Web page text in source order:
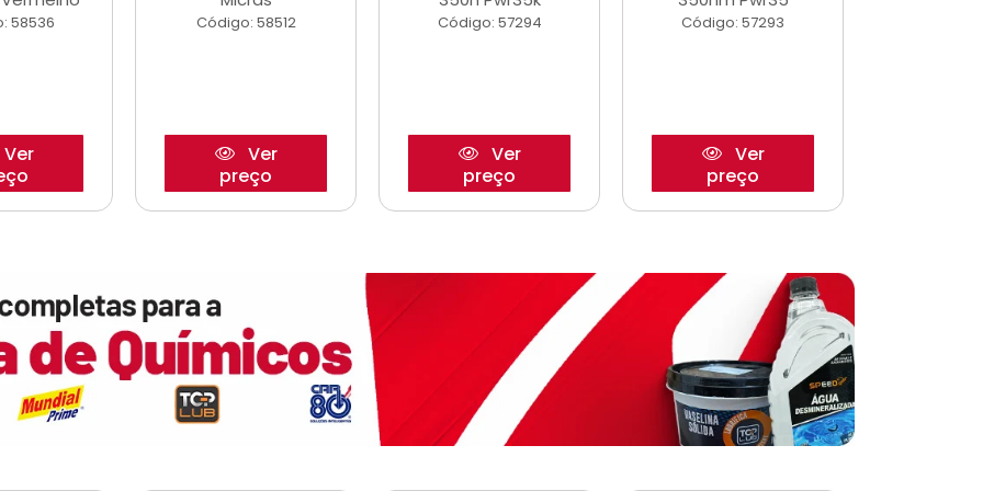
58536
Ver
Código: 58512
Ver
preço
Código: 57294
Ver
preço
Código: 57293
Ver
preço